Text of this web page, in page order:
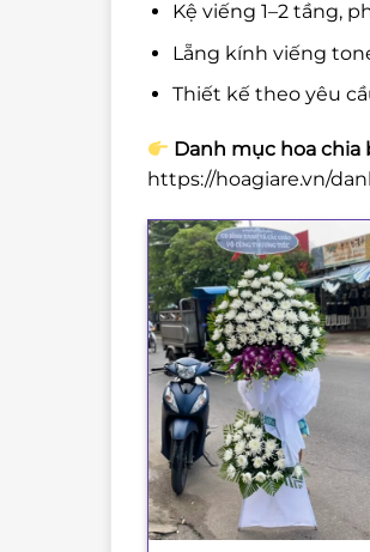
Kệ viếng 1–2 tầng,
Lẵng kính viếng
Thiết kế theo yêu
Danh mục hoa chia
https://hoagiare.vn/